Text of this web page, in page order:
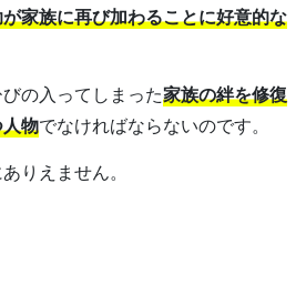
家族に再び加わることに好意的な
の入ってしまった家族の絆を修復
物でなければならないのです。
りえません。